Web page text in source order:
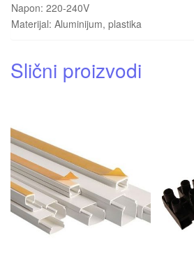
Napon: 220-240V
Materijal: Aluminijum, plastika
Slični proizvodi